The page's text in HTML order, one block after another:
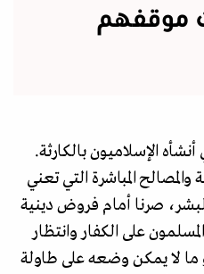
موقفهم
الإسلاميون بالكارثة.
المباشرة التي تعني
صرنا أمام فروض دينية
على الكفار وانتظار
لا يمكن وضعه على طاولة